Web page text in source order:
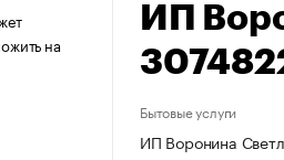
на
ИП
Бытовые услуги
ИП Воронина